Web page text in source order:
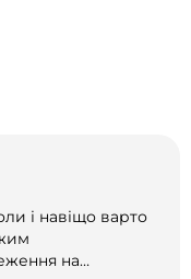
і навіщо варто
на